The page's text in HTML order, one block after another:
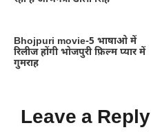
Bhojpuri movie-5 भाषाओ में
रिलीज होंगी भोजपुरी फ़िल्म प्यार में
गुमराह
Leave a Reply